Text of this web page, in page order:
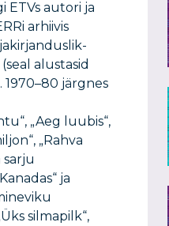
ETVs autori ja
arhiivis
alustasid
järgnes
„Aeg luubis“,
„Rahva
sarju
ja
silmapilk“,